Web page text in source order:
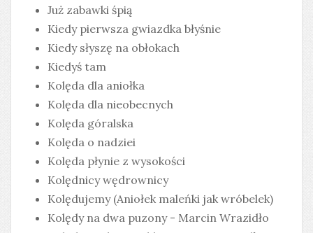
Już zabawki śpią
Kiedy pierwsza gwiazdka błyśnie
Kiedy słyszę na obłokach
Kiedyś tam
Kolęda dla aniołka
Kolęda dla nieobecnych
Kolęda góralska
Kolęda o nadziei
Kolęda płynie z wysokości
Kolędnicy wędrownicy
Kolędujemy (Aniołek maleńki jak wróbelek)
Kolędy na dwa puzony - Marcin Wrazidło